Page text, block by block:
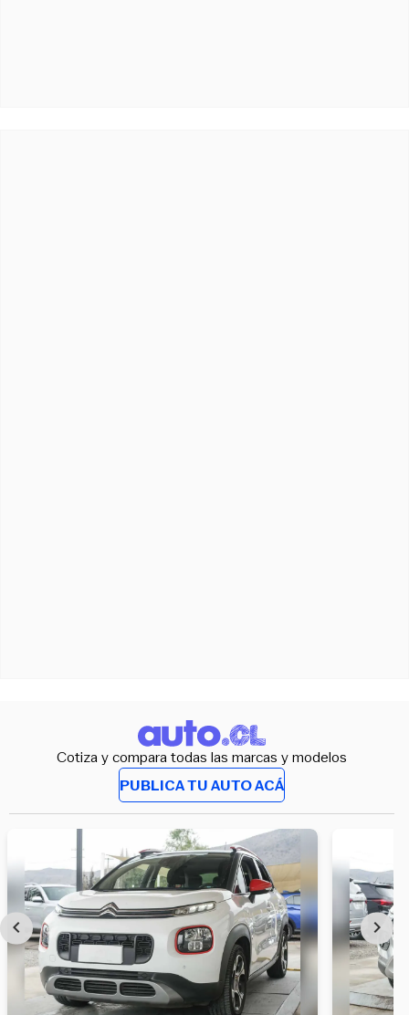
Cotiza y compara todas las marcas y modelos
PUBLICA TU AUTO ACÁ